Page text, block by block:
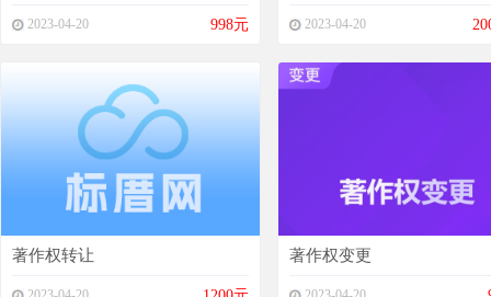
2023-04-20 998元 2023-04-20
著作权转让 著作权变更